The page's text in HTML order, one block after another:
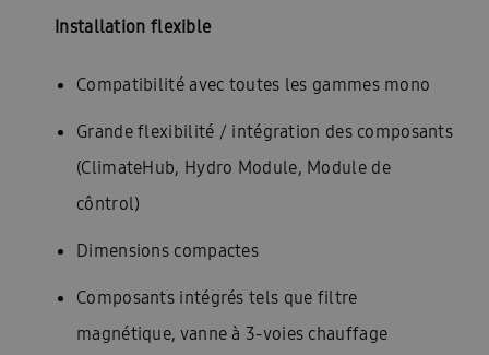
Installation flexible
Compatibilité avec toutes les gammes mono
Grande flexibilité / intégration des composants
(ClimateHub, Hydro Module, Module de
côntrol)
Dimensions compactes
Composants intégrés tels que filtre
magnétique, vanne à 3-voies chauffage